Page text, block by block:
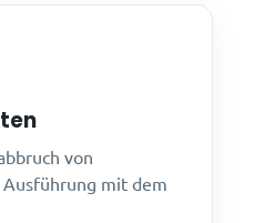
von
Ausführung mit dem